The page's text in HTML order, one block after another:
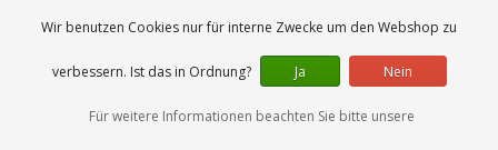
0 Artikel
DE
Wir benutzen Cookies nur für interne Zwecke um den Webshop zu
verbessern. Ist das in Ordnung? Ja Nein
Für weitere Informationen beachten Sie bitte unsere